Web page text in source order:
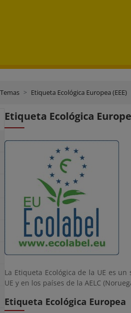
Temas Etiqueta Ecológica Europea (EEE)
Etiqueta Ecológica
La Etiqueta Ecológica de la UE es
UE y en los países de la AELC
Etiqueta Ecológica Europea